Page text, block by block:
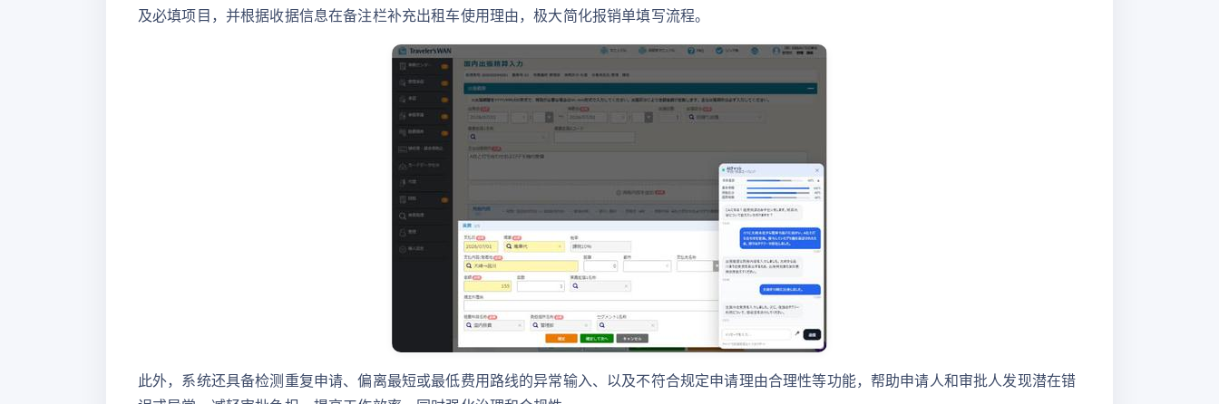
及必填项目，并根据收据信息在备注栏补充出租车使用理由，极大简化报销单填写流程。
此外，系统还具备检测重复申请、偏离最短或最低费用路线的异常输入、以及不符合规定申请理由合理性等功能，帮助申请人和审批人发现潜在错